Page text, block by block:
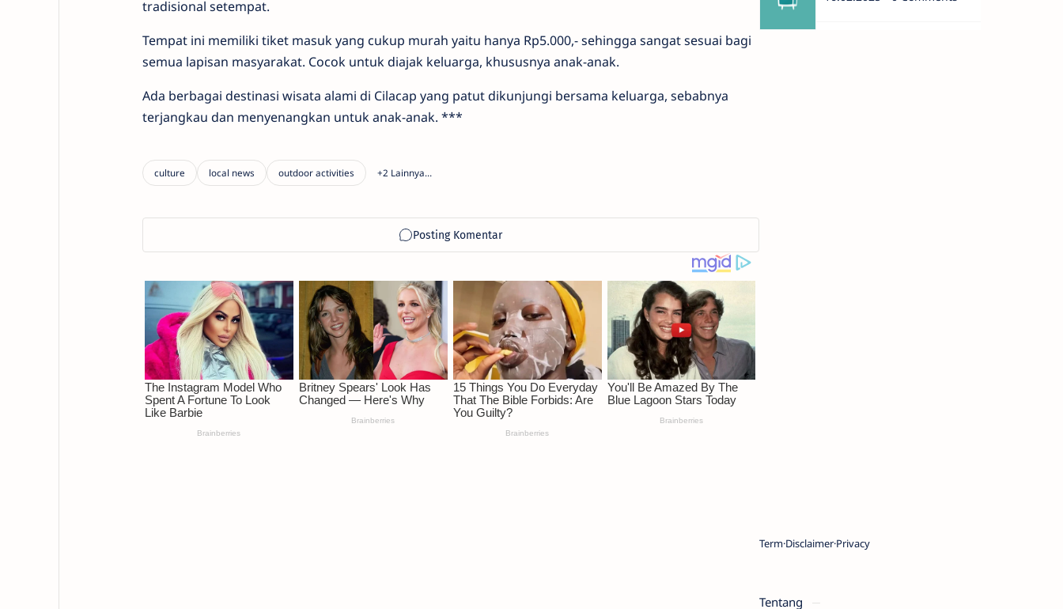
tradisional setempat.
Tempat ini memiliki tiket masuk yang cukup murah yaitu hanya Rp5.000,- sehingga sangat sesuai bagi
semua lapisan masyarakat. Cocok untuk diajak keluarga, khususnya anak-anak.
Ada berbagai destinasi wisata alami di Cilacap yang patut dikunjungi bersama keluarga, sebabnya
terjangkau dan menyenangkan untuk anak-anak. ***
TermDisclaimerPrivacy
Tentang